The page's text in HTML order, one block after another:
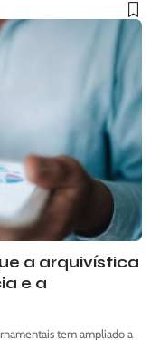
a arquivística
e a
tem ampliado a